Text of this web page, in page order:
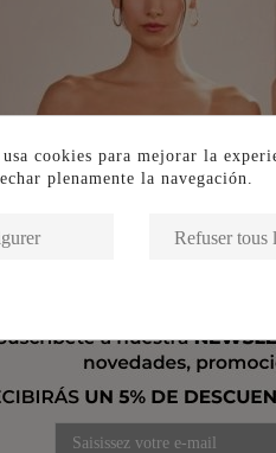
cookies para mejorar la
plenamente la navegación.
Refuser tous